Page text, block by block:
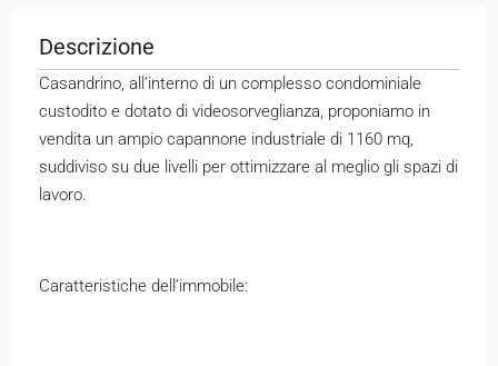
Descrizione
Casandrino, all’interno di un complesso condominiale
custodito e dotato di videosorveglianza, proponiamo in
vendita un ampio capannone industriale di 1160 mq,
suddiviso su due livelli per ottimizzare al meglio gli spazi di
lavoro.
Caratteristiche dell’immobile: